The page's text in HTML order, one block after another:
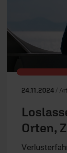
24.11.2024 /
Orten,